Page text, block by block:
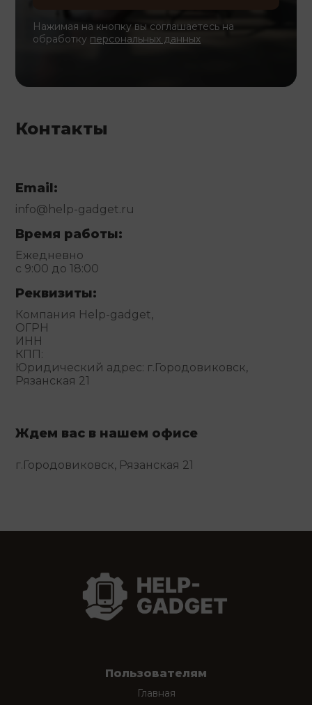
Нажимая на кнопку вы соглашаетесь на
обработку персональных данных
Контакты
Email:
info@help-gadget.ru
Время работы:
Ежедневно
с 9:00 до 18:00
Реквизиты:
Компания Help-gadget,
ОГРН
ИНН
КПП:
Юридический адрес: г.Городовиковск,
Рязанская 21
Ждем вас в нашем офисе
г.Городовиковск, Рязанская 21
Пользователям
Главная